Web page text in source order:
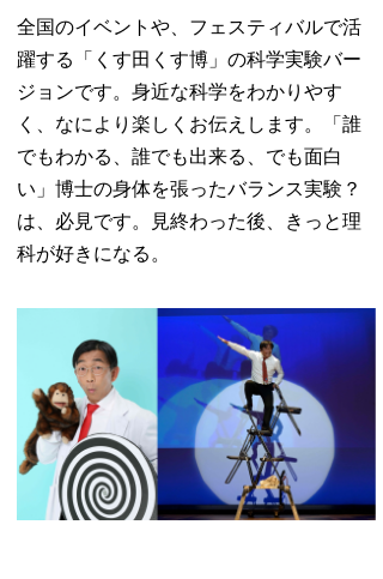
全国のイベントや、フェスティバルで活
躍する「くす田くす博」の科学実験バー
ジョンです。身近な科学をわかりやす
く、なにより楽しくお伝えします。「誰
でもわかる、誰でも出来る、でも面白
い」博士の身体を張ったバランス実験？
は、必見です。見終わった後、きっと理
科が好きになる。